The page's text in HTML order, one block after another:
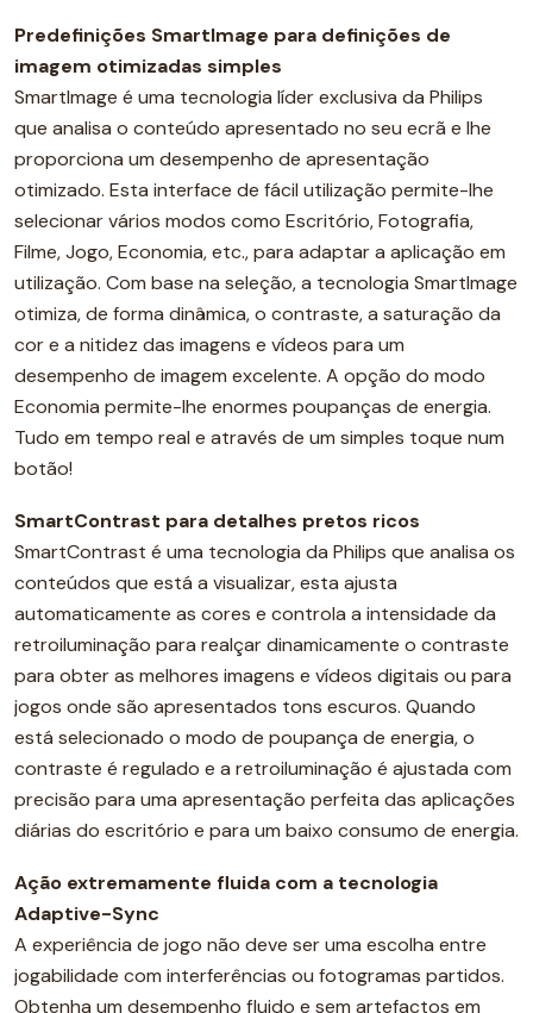
Predefinições SmartImage para definições de
imagem otimizadas simples
SmartImage é uma tecnologia líder exclusiva da Philips
que analisa o conteúdo apresentado no seu ecrã e lhe
proporciona um desempenho de apresentação
otimizado. Esta interface de fácil utilização permite-lhe
selecionar vários modos como Escritório, Fotografia,
Filme, Jogo, Economia, etc., para adaptar a aplicação em
utilização. Com base na seleção, a tecnologia SmartImage
otimiza, de forma dinâmica, o contraste, a saturação da
cor e a nitidez das imagens e vídeos para um
desempenho de imagem excelente. A opção do modo
Economia permite-lhe enormes poupanças de energia.
Tudo em tempo real e através de um simples toque num
botão!
SmartContrast para detalhes pretos ricos
SmartContrast é uma tecnologia da Philips que analisa os
conteúdos que está a visualizar, esta ajusta
automaticamente as cores e controla a intensidade da
retroiluminação para realçar dinamicamente o contraste
para obter as melhores imagens e vídeos digitais ou para
jogos onde são apresentados tons escuros. Quando
está selecionado o modo de poupança de energia, o
contraste é regulado e a retroiluminação é ajustada com
precisão para uma apresentação perfeita das aplicações
diárias do escritório e para um baixo consumo de energia.
Ação extremamente fluida com a tecnologia
Adaptive-Sync
A experiência de jogo não deve ser uma escolha entre
jogabilidade com interferências ou fotogramas partidos.
Obtenha um desempenho fluido e sem artefactos em